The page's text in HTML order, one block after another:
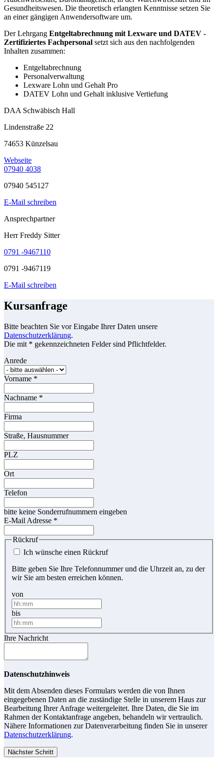
Gesundheitswesen. Die theoretisch erlangten Kenntnisse setzen Sie
an einer gängigen Anwendersoftware um.
Der Lehrgang Entgeltabrechnung mit Lexware und DATEV -
Zertifiziertes Fachpersonal setzt sich aus den nachfolgenden
Inhalten zusammen:
Entgeltabrechnung
Personalverwaltung
Lexware Lohn und Gehalt Pro
DATEV Lohn und Gehalt inklusive Vertiefung
DAA Schwäbisch Hall
Lindenstraße 22
74653 Künzelsau
Webseite
07940 4038
07940 545127
E-Mail schreiben
Ansprechpartner
Herr Freddy Sitter
0791 -9467110
0791 -9467119
E-Mail schreiben
Kursanfrage
Bitte beachten Sie vor Eingabe Ihrer Daten unsere
Datenschutzerklärung.
Die mit * gekennzeichneten Felder sind Pflichtfelder.
Anrede
Vorname *
Nachname *
Firma
Straße, Hausnummer
PLZ
Ort
Telefon
bitte keine Sonderrufnummern eingeben
E-Mail Adresse *
Rückruf
Ich wünsche einen Rückruf
Bitte geben Sie Ihre Telefonnummer und die Uhrzeit an, zu der
wir Sie am besten erreichen können.
von
bis
Ihre Nachricht
Datenschutzhinweis
Mit dem Absenden dieses Formulars werden die von Ihnen
eingegebenen Daten an die zuständige Stelle in unserem Haus zur
Bearbeitung Ihrer Anfrage weitergeleitet. Ihre Daten, die Sie im
Rahmen der Kontaktanfrage angeben, behandeln wir vertraulich.
Nähere Informationen zur Datenverarbeitung finden Sie in unserer
Datenschutzerklärung.
Nächster Schritt